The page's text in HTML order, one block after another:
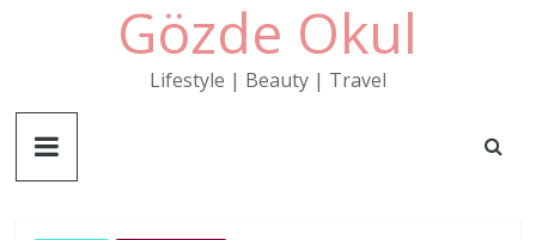
Gözde Okul
Lifestyle | Beauty | Travel